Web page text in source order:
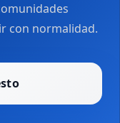
con normalidad.